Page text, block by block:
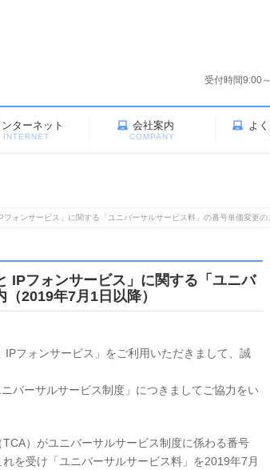
受付時間9:00
ンターネット
INTERNET
会社案内
COMPANY
よ
フォンサービス」に関する「ユニバーサルサービス料」の番号単価変更
IPフォンサービス」に関する「ユニバ
2019年7月1日以降）
フォンサービス」をご利用いただきまして、誠
バーサルサービス制度」につきましてご協力をい
）がユニバーサルサービス制度に係わる番号
を受け「ユニバーサルサービス料」を2019年7月